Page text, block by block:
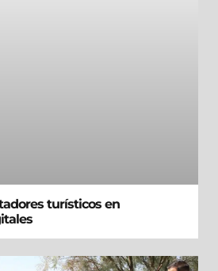
turísticos en